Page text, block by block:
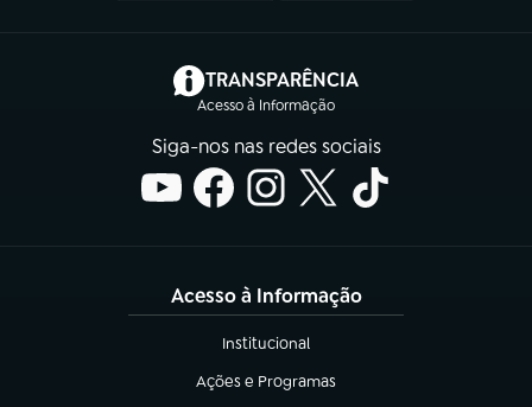
TRANSPARÊNCIA
Acesso à Informação
(abre em nova aba)
Siga-nos nas redes sociais
Acesso à Informação
Institucional
(abre em nova aba)
Ações e Programas
(abre em nova aba)